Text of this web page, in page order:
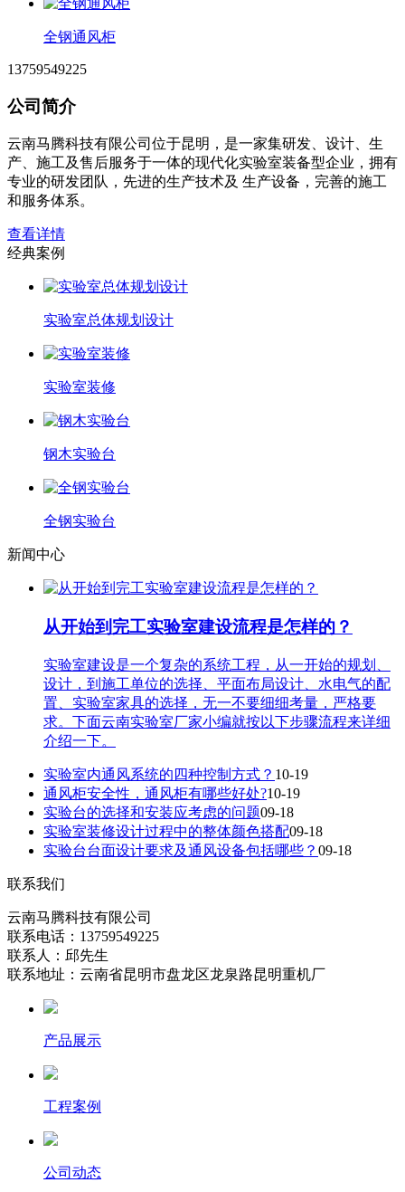
全钢通风柜
13759549225
公司简介
云南马腾科技有限公司位于昆明，是一家集研发、设计、生
产、施工及售后服务于一体的现代化实验室装备型企业，拥有
专业的研发团队，先进的生产技术及 生产设备，完善的施工
和服务体系。
查看详情
经典案例
实验室总体规划设计
实验室装修
钢木实验台
全钢实验台
新闻中心
从开始到完工实验室建设流程是怎样的？
实验室建设是一个复杂的系统工程，从一开始的规划、
设计，到施工单位的选择、平面布局设计、水电气的配
置、实验室家具的选择，无一不要细细考量，严格要
求。下面云南实验室厂家小编就按以下步骤流程来详细
介绍一下。
实验室内通风系统的四种控制方式？ 10-19
通风柜安全性，通风柜有哪些好处?10-19
实验台的选择和安装应考虑的问题09-18
实验室装修设计过程中的整体颜色搭配09-18
实验台台面设计要求及通风设备包括哪些？ 09-18
联系我们
云南马腾科技有限公司
联系电话：13759549225
联系人：邱先生
联系地址：云南省昆明市盘龙区龙泉路昆明重机厂
产品展示
工程案例
公司动态